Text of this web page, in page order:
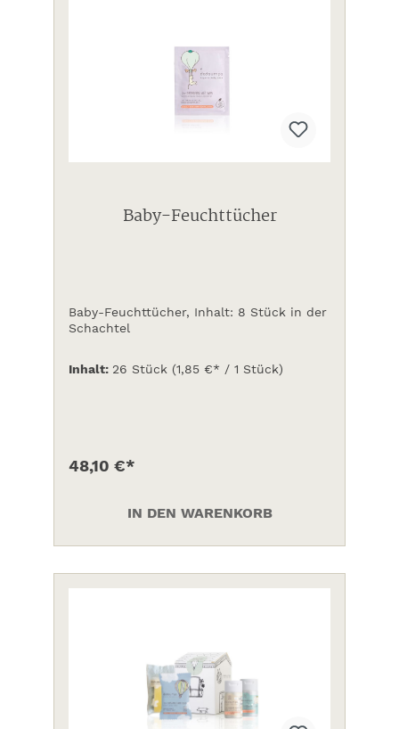
Baby-Feuchttücher
Baby-Feuchttücher, Inhalt: 8 Stück in der
Schachtel
Inhalt: 26 Stück (1,85 €* / 1 Stück)
48,10 €*
IN DEN WARENKORB